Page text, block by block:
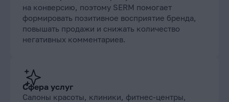
на конверсию, поэтому SERM помогает
формировать позитивное восприятие бренда,
повышать продажи и снижать количество
негативных комментариев.
Сфера услуг
Салоны красоты, клиники, фитнес-центры,